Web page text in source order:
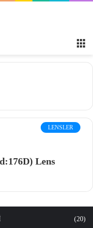
LENSLER
Lens
(20)